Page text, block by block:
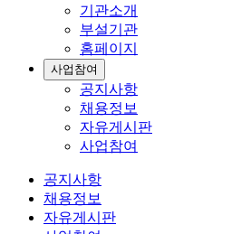
기관소개
부설기관
홈페이지
사업참여
공지사항
채용정보
자유게시판
사업참여
공지사항
채용정보
자유게시판